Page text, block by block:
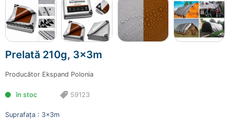
Prelată 210g, 3x3m
Producător Ekspand Polonia
în stoc 59123
Suprafața : 3x3m
210.00 lei
Mai adaugă produse
Finalizează comanda